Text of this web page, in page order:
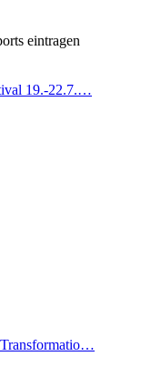
eintragen
19.-22.7.…